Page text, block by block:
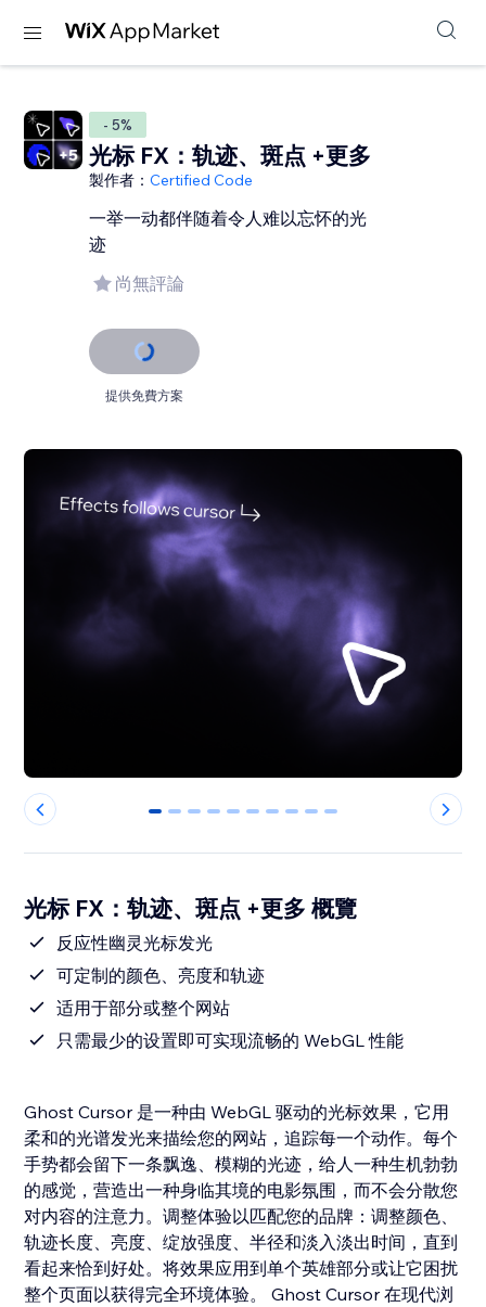
- 5%
光标 FX：轨迹、斑点 +更多
製作者：Certified Code
一举一动都伴随着令人难以忘怀的光
迹
尚無評論
提供免費方案
0 1 2 3 4 5 6 7 8 9
光标 FX：轨迹、斑点 +更多 概覽
反应性幽灵光标发光
可定制的颜色、亮度和轨迹
适用于部分或整个网站
只需最少的设置即可实现流畅的 WebGL 性能
Ghost Cursor 是一种由 WebGL 驱动的光标效果，它用
柔和的光谱发光来描绘您的网站，追踪每一个动作。每个
手势都会留下一条飘逸、模糊的光迹，给人一种生机勃勃
的感觉，营造出一种身临其境的电影氛围，而不会分散您
对内容的注意力。调整体验以匹配您的品牌：调整颜色、
轨迹长度、亮度、绽放强度、半径和淡入淡出时间，直到
看起来恰到好处。将效果应用到单个英雄部分或让它困扰
整个页面以获得完全环境体验。 Ghost Cursor 在现代浏